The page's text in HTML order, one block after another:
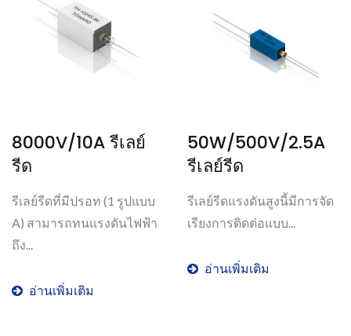
8000V/10A รีเลย์
รีด
รีเลย์รีดที่มีปรอท (1 รูปแบบ
A) สามารถทนแรงดันไฟฟ้า
ถึง...
อ่านเพิ่มเติม
50W/500V/2.5A
รีเลย์รีด
รีเลย์รีดแรงดันสูงนี้มีการจัด
เรียงการติดต่อแบบ...
อ่านเพิ่มเติม